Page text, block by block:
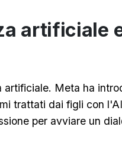
artificiale
artificiale. Meta ha
trattati dai figli con
per avviare un